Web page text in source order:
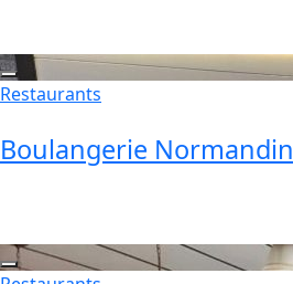
Restaurants
Boulangerie Normandin